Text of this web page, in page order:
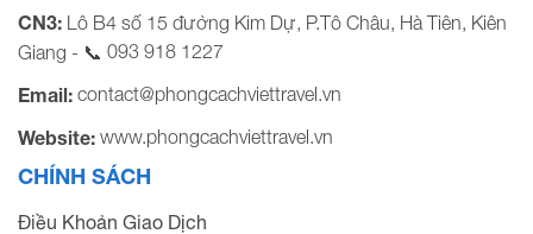
CN3: Lô B4 số 15 đường Kim Dự, P.Tô Châu, Hà Tiên, Kiên
Giang - 📞 093 918 1227
Email: contact@phongcachviettravel.vn
Website: www.phongcachviettravel.vn
CHÍNH SÁCH
Điều Khoản Giao Dịch